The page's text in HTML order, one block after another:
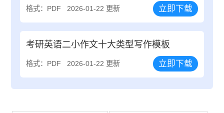
格式：PDF 2026-01-22 更新 立即下载
考研英语二小作文十大类型写作模板
格式：PDF 2026-01-22 更新 立即下载